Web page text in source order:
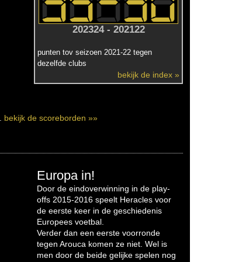
202324 - 202122
punten tov seizoen 2021-22 tegen
dezelfde clubs
bekijk de index »
bekijk de scoreborden »»
Europa in!
Door de eindoverwinning in de play-
offs 2015-2016 speelt Heracles voor
de eerste keer in de geschiedenis
Europees voetbal.
Verder dan een eerste voorronde
tegen Arouca komen ze niet. Wel is
men door de beide gelijke spelen nog